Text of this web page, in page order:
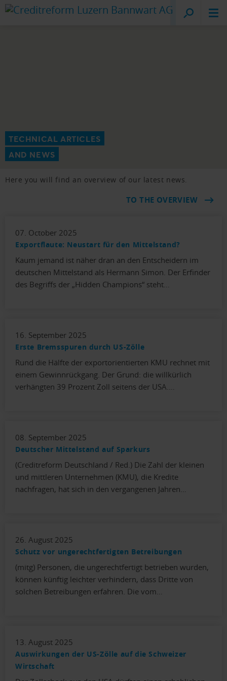
Creditreform
Lucerne
TECHNICAL ARTICLES
AND NEWS
Here you will find an overview of our latest news.
TO THE OVERVIEW
07. October 2025
Exportflaute: Neustart für den Mittelstand?
Kaum jemand ist näher dran an den Entscheidern im
deutschen Mittelstand als Hermann Simon. Der Erfinder
des Begriffs der „Hidden Champions“ steht…
16. September 2025
Erste Bremsspuren durch US-Zölle
Rund die Hälfte der exportorientierten KMU rechnet mit
einem Gewinnrückgang. Der Grund: die willkürlich
verhängten 39 Prozent Zoll seitens der USA.…
08. September 2025
Deutscher Mittelstand auf Sparkurs
(Creditreform Deutschland / Red.) Die Zahl der kleinen
und mittleren Unternehmen (KMU), die Kredite
nachfragen, hat sich in den vergangenen Jahren…
26. August 2025
Schutz vor ungerechtfertigten Betreibungen
(mitg) Personen, die ungerechtfertigt betrieben wurden,
können künftig leichter verhindern, dass Dritte von
solchen Betreibungen erfahren. Die vom…
13. August 2025
Auswirkungen der US-Zölle auf die Schweizer
Wirtschaft